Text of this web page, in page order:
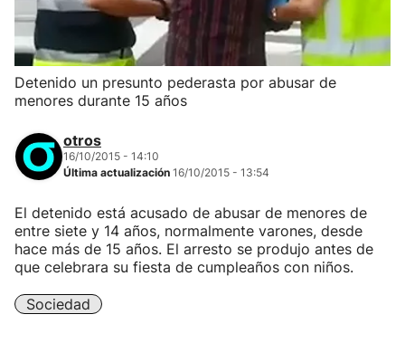
Detenido un presunto pederasta por abusar de
menores durante 15 años
otros
16/10/2015 - 14:10
Última actualización 16/10/2015 - 13:54
El detenido está acusado de abusar de menores de
entre siete y 14 años, normalmente varones, desde
hace más de 15 años. El arresto se produjo antes de
que celebrara su fiesta de cumpleaños con niños.
Sociedad